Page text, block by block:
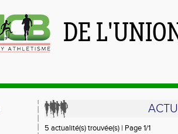
DE
5 actualité(s) trouvée(s) | Page 1/1